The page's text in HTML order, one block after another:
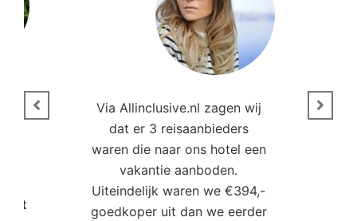
Via Allinclusive.nl zagen wij
dat er 3 reisaanbieders
waren die naar ons hotel een
vakantie aanboden.
Uiteindelijk waren we €394,-
goedkoper uit dan we eerder